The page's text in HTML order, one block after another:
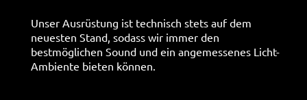
Unser Ausrüstung ist technisch stets auf dem
neuesten Stand, sodass wir immer den
bestmöglichen Sound und ein angemessenes Licht-
Ambiente bieten können.